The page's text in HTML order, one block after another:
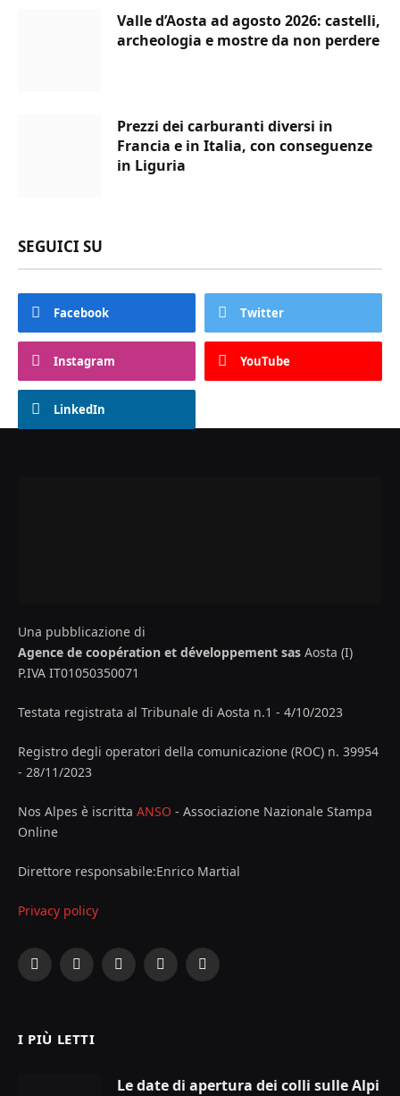
Valle d’Aosta ad agosto 2026: castelli,
archeologia e mostre da non perdere
Prezzi dei carburanti diversi in
Francia e in Italia, con conseguenze
in Liguria
SEGUICI SU
Facebook Twitter
Instagram YouTube
LinkedIn
Una pubblicazione di
Agence de coopération et développement sas Aosta (I)
P.IVA IT01050350071
Testata registrata al Tribunale di Aosta n.1 - 4/10/2023
Registro degli operatori della comunicazione (ROC) n. 39954
- 28/11/2023
Nos Alpes è iscritta ANSO - Associazione Nazionale Stampa
Online
Direttore responsabile:Enrico Martial
Privacy policy
Facebook
X
InstagramYouTubeLinkedIn
I PIÙ LETTI
Le date di apertura dei colli sulle Alpi